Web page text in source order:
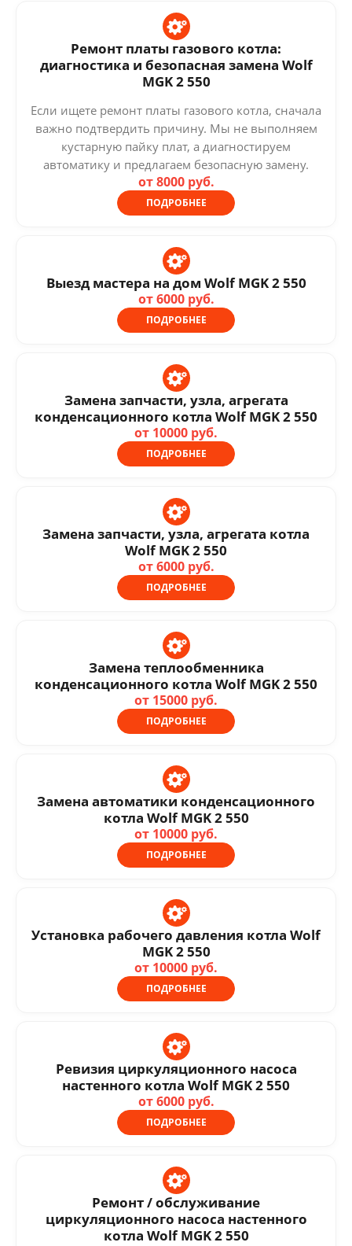
Ремонт платы газового котла:
диагностика и безопасная замена Wolf
MGK 2 550
Если ищете ремонт платы газового котла, сначала
важно подтвердить причину. Мы не выполняем
кустарную пайку плат, а диагностируем
автоматику и предлагаем безопасную замену.
от 8000 руб.
ПОДРОБНЕЕ
Выезд мастера на дом Wolf MGK 2 550
от 6000 руб.
ПОДРОБНЕЕ
Замена запчасти, узла, агрегата
конденсационного котла Wolf MGK 2 550
от 10000 руб.
ПОДРОБНЕЕ
Замена запчасти, узла, агрегата котла
Wolf MGK 2 550
от 6000 руб.
ПОДРОБНЕЕ
Замена теплообменника
конденсационного котла Wolf MGK 2 550
от 15000 руб.
ПОДРОБНЕЕ
Замена автоматики конденсационного
котла Wolf MGK 2 550
от 10000 руб.
ПОДРОБНЕЕ
Установка рабочего давления котла Wolf
MGK 2 550
от 10000 руб.
ПОДРОБНЕЕ
Ревизия циркуляционного насоса
настенного котла Wolf MGK 2 550
от 6000 руб.
ПОДРОБНЕЕ
Ремонт / обслуживание
циркуляционного насоса настенного
котла Wolf MGK 2 550